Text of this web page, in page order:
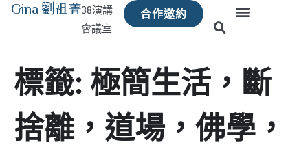
Gina 劉祖菁38演講
會議室
合作邀約
標籤: 極簡生活，斷
捨離，道場，佛學，